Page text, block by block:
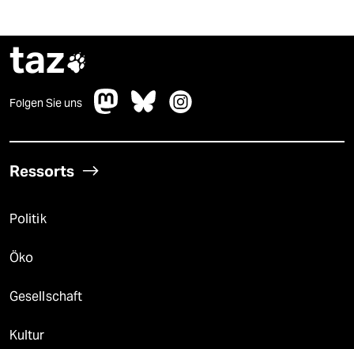
taz
Folgen Sie uns
Ressorts
Politik
Öko
Gesellschaft
Kultur